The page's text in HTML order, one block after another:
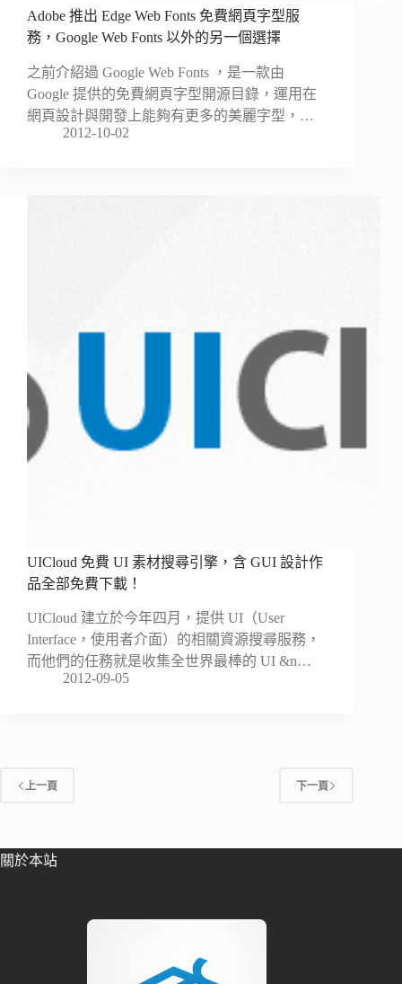
Adobe 推出 Edge Web Fonts 免費網頁字型服
務，Google Web Fonts 以外的另一個選擇
之前介紹過 Google Web Fonts ，是一款由
Google 提供的免費網頁字型開源目錄，運用在
網頁設計與開發上能夠有更多的美麗字型，…
2012-10-02
UICloud 免費 UI 素材搜尋引擎，含 GUI 設計作
品全部免費下載！
UICloud 建立於今年四月，提供 UI（User
Interface，使用者介面）的相關資源搜尋服務，
而他們的任務就是收集全世界最棒的 UI &n…
2012-09-05
上一頁 下一頁
關於本站